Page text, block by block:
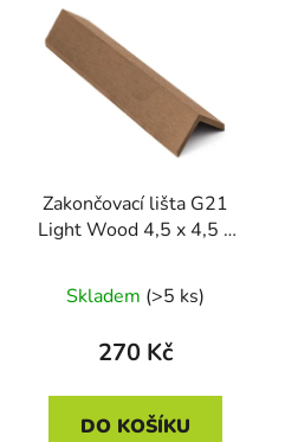
Zakončovací lišta G21
Light Wood 4,5 x 4,5 x
Skladem (>5 ks)
270 Kč
DO KOŠÍKU